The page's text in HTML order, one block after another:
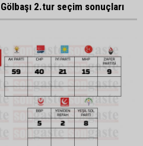
2.tur seçim sonuçları